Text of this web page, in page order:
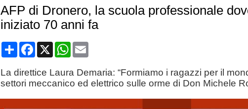
AFP di Dronero, la scuola professionale
iniziato 70 anni fa
CondividiFacebook
X WhatsApp
Email
La direttice Laura Demaria: “Formiamo i ragazzi per il
settori meccanico ed elettrico sulle orme di Don Michele